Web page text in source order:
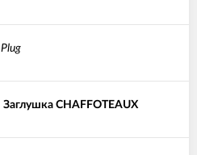
Plug
Заглушка CHAFFOTEAUX